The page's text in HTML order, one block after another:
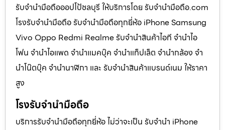
รับจำนำมือถือออปโป้ชลบุรี ให้บริการโดย รับจํานํามือถือ.com
โรงรับจำนำมือถือ รับจำนำมือถือทุกยี่ห้อ iPhone Samsung
Vivo Oppo Redmi Realme รับจำนำสินค้าไอที จำนำไอ
โฟน จำนำไอแพด จำนำแมคบุ๊ค จำนำแท็ปเล็ต จำนำกล้อง จำ
นำโน๊ตบุ๊ค จำนำนาฬิกา และ รับจำนำสินค้าแบรนด์เนม ให้ราคา
สูง
โรงรับจำนำมือถือ
บริการรับจำนำมือถือทุกยี่ห้อ ไม่ว่าจะเป็น รับจำนำ iPhone